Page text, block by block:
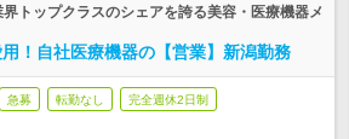
トップクラスのシェアを誇る美容・医療機器メ
！自社医療機器の【営業】新潟勤務
急募 転勤なし 完全週休2日制